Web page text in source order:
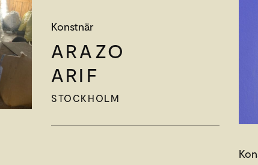
Konstnär
ARAZO
ARIF
STOCKHOLM